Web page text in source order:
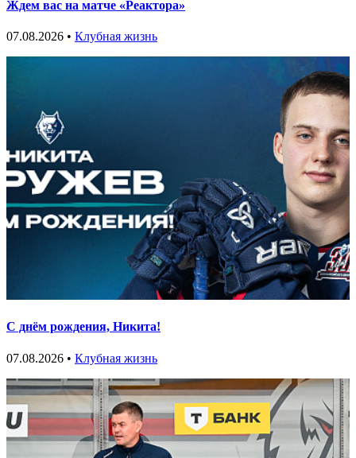
Ждем вас на матче «Реактора»
07.08.2026 • Клубная жизнь
С днём рождения, Никита!
07.08.2026 • Клубная жизнь